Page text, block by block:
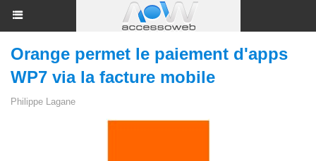
Orange permet le paiement d'apps
WP7 via la facture mobile
Philippe Lagane